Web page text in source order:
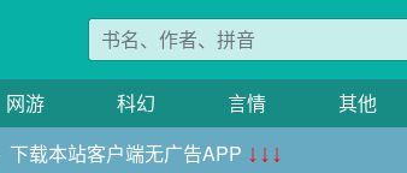
网游 科幻 言情 其他
下载本站客户端无广告APP ↓↓↓